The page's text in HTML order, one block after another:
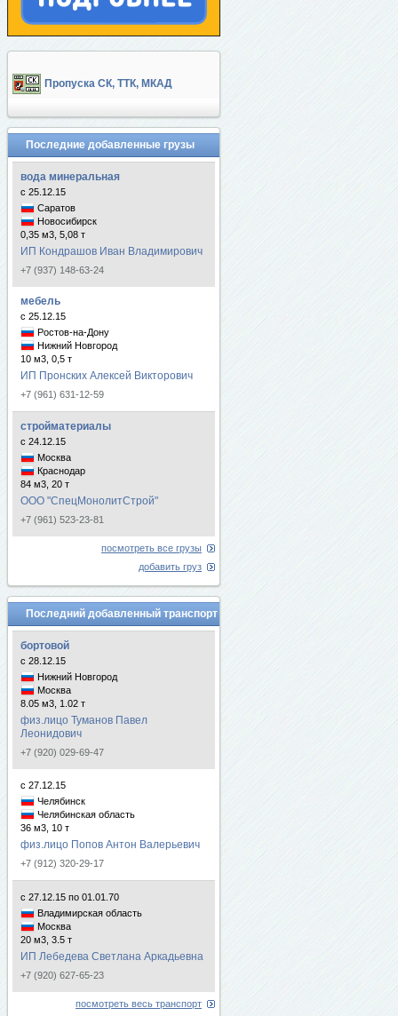
Пропуска СК, ТТК, МКАД
Последние добавленные грузы
вода минеральная
с 25.12.15
Саратов
Новосибирск
0,35 м3, 5,08 т
ИП Кондрашов Иван Владимирович
+7 (937) 148-63-24
мебель
с 25.12.15
Ростов-на-Дону
Нижний Новгород
10 м3, 0,5 т
ИП Пронских Алексей Викторович
+7 (961) 631-12-59
стройматериалы
с 24.12.15
Москва
Краснодар
84 м3, 20 т
ООО "СпецМонолитСтрой"
+7 (961) 523-23-81
посмотреть все грузы
добавить груз
Последний добавленный транспорт
бортовой
с 28.12.15
Нижний Новгород
Москва
8.05 м3, 1.02 т
физ.лицо Туманов Павел
Леонидович
+7 (920) 029-69-47
с 27.12.15
Челябинск
Челябинская область
36 м3, 10 т
физ.лицо Попов Антон Валерьевич
+7 (912) 320-29-17
с 27.12.15 по 01.01.70
Владимирская область
Москва
20 м3, 3.5 т
ИП Лебедева Светлана Аркадьевна
+7 (920) 627-65-23
посмотреть весь транспорт